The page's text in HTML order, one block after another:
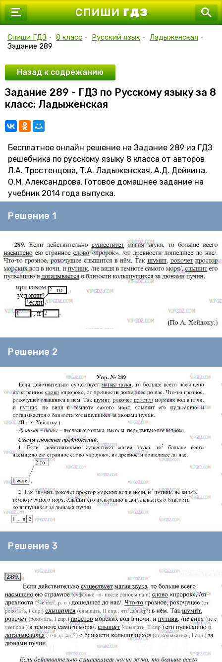
7 класс
9 класс
10 класс
11 класс
Спиши ГДЗ • 8 класс • Русский язык • Ладыженская •
Задание 289
Назад к содрежанию
Задание 289 - ГДЗ по Русскому языку за 8
класс: Ладыженская
Бесплатное онлайн решение на Задание 289 из ГДЗ
решебника по русскому языку 8 класса от авторов
Л.А. Тростенцова, Т.А. Ладыженская, А.Д. Дейкина,
О.М. Александрова. Готовое домашнее задание на
учебник 2014 года выпуска.
Решение 1
Решение 2
Решение 3